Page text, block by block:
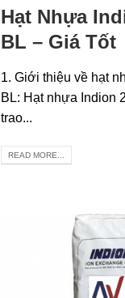
Hạt Nhựa
BL – Giá Tốt
1. Giới thiệu về hạt
BL: Hạt nhựa Indion
trao...
READ MORE...